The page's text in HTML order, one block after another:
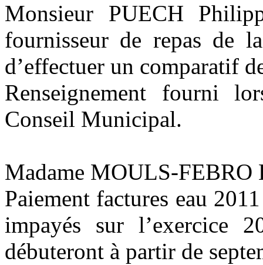
Monsieur PUECH
fournisseur de repas de
d’effectuer un comparatif
Renseignement fourni
Conseil Municipal.
Madame MOULS-FEBRO
Paiement factures eau
impayés sur l’exercice
débuteront à partir de